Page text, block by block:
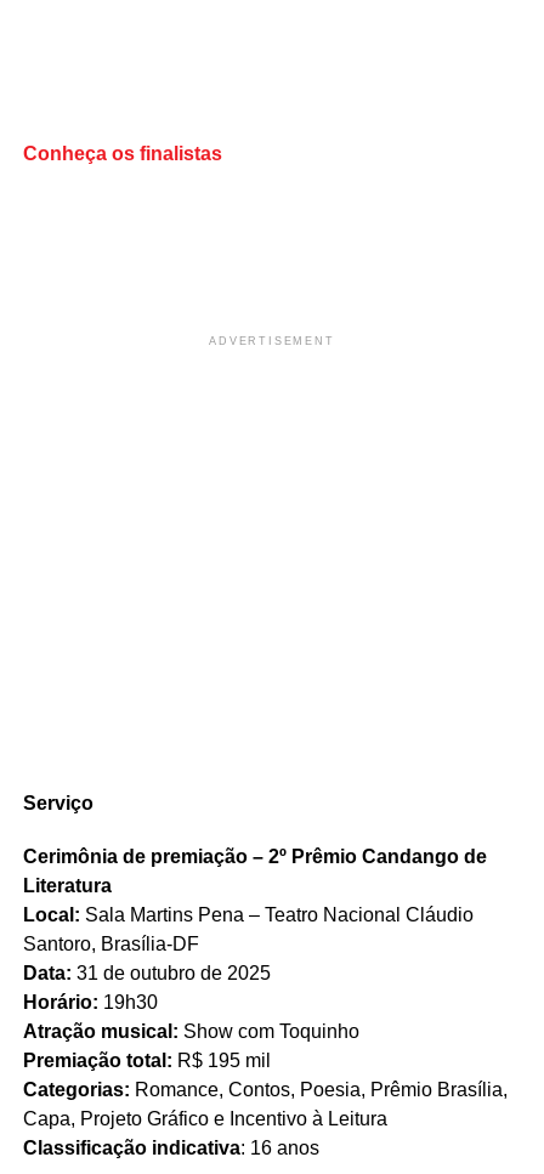
Conheça os finalistas
ADVERTISEMENT
Serviço
Cerimônia de premiação – 2º Prêmio Candango de
Literatura
Local: Sala Martins Pena – Teatro Nacional Cláudio
Santoro, Brasília-DF
Data: 31 de outubro de 2025
Horário: 19h30
Atração musical: Show com Toquinho
Premiação total: R$ 195 mil
Categorias: Romance, Contos, Poesia, Prêmio Brasília,
Capa, Projeto Gráfico e Incentivo à Leitura
Classificação indicativa: 16 anos